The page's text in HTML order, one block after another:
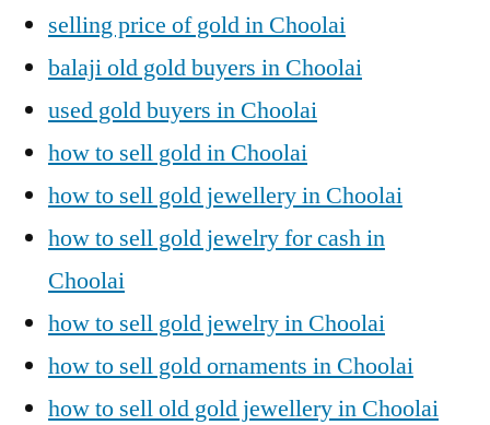
selling price of gold in Choolai
balaji old gold buyers in Choolai
used gold buyers in Choolai
how to sell gold in Choolai
how to sell gold jewellery in Choolai
how to sell gold jewelry for cash in
Choolai
how to sell gold jewelry in Choolai
how to sell gold ornaments in Choolai
how to sell old gold jewellery in Choolai